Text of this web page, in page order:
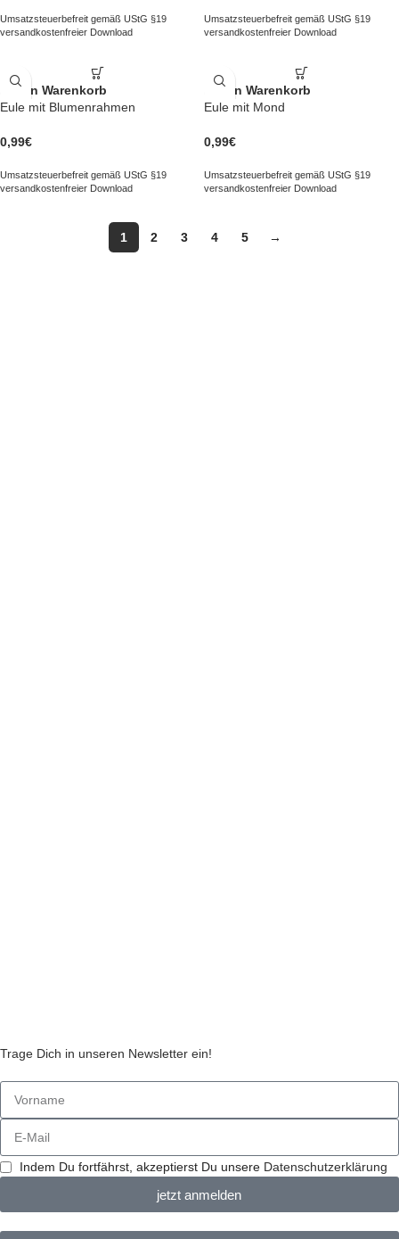
Umsatzsteuerbefreit gemäß UStG §19
versandkostenfreier Download
Umsatzsteuerbefreit gemäß UStG §19
versandkostenfreier Download
In den Warenkorb
Eule mit Blumenrahmen
0,99€
Umsatzsteuerbefreit gemäß UStG §19
versandkostenfreier Download
In den Warenkorb
Eule mit Mond
0,99€
Umsatzsteuerbefreit gemäß UStG §19
versandkostenfreier Download
1 2 3 4 5 →
Trage Dich in unseren Newsletter ein!
Indem Du fortfährst, akzeptierst Du unsere Datenschutzerklärung
jetzt anmelden